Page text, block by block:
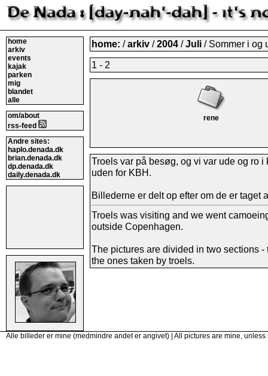
home
arkiv
events
kajak
parken
mig
blandet
alle
om/about
rss-feed
Andre sites:
haplo.denada.dk
brian.denada.dk
dp.denada.dk
daily.denada.dk
home: /arkiv /2004 /Juli / Sommer i og
1 - 2
rene
Troels var på besøg, og vi var ude og ro
uden for KBH.
Billederne er delt op efter om de er taget
Troels was visiting and we went
outside Copenhagen.
The pictures are divided in two sections
the ones taken by troels.
Alle billeder er mine (medmindre andet er angivet) | All pictures are mine,